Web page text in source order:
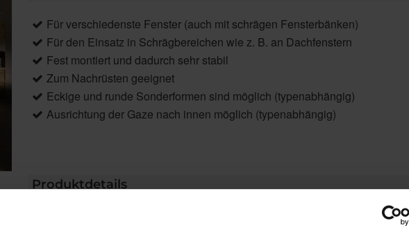
Für verschiedenste Fenster (auch mit schrägen Fensterbänken)
Für den Einsatz in Schrägbereichen wie z. B. an Dachfenstern
Fest montiert und dadurch sehr stabil
Zum Nachrüsten geeignet
Eckige und runde Sonderformen sind möglich (typenabhängig)
Ausrichtung der Gaze nach innen möglich (typenabhängig)
Produktdetails